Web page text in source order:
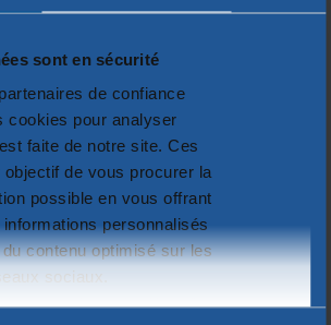
sont en sécurité
de confiance
cookies pour analyser
faite de notre site. Ces
de vous procurer la
possible en vous offrant
personnalisés
contenu optimisé sur les
sociaux.
sur la protection de
E-mail